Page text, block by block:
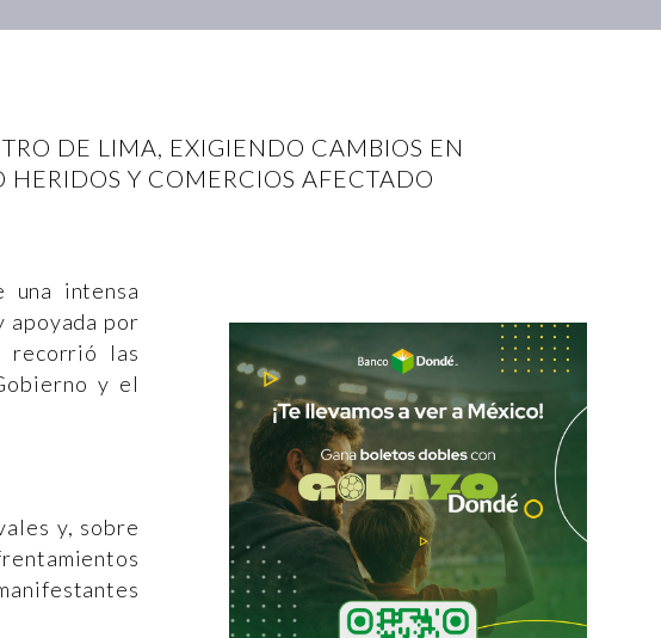
DE LIMA, EXIGIENDO CAMBIOS EN
Y COMERCIOS AFECTADO
intensa
apoyada por
recorrió las
y el
y, sobre